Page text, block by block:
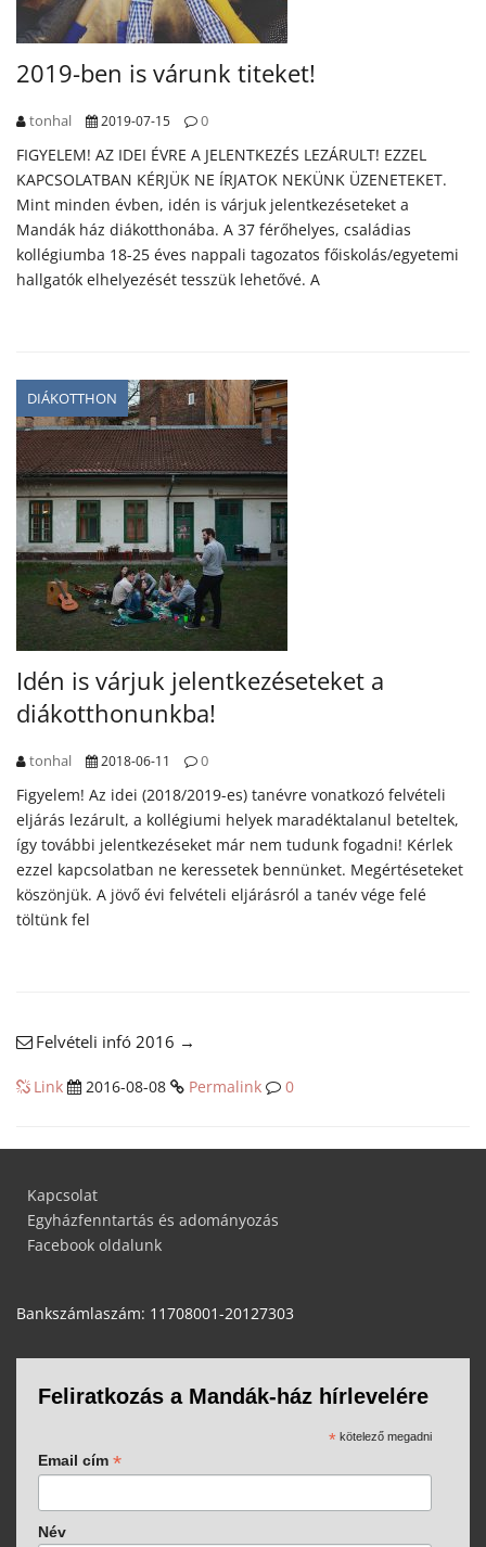
2019-ben is várunk titeket!
tonhal 2019-07-15 0
FIGYELEM! AZ IDEI ÉVRE A JELENTKEZÉS LEZÁRULT! EZZEL
KAPCSOLATBAN KÉRJÜK NE ÍRJATOK NEKÜNK ÜZENETEKET.
Mint minden évben, idén is várjuk jelentkezéseteket a
Mandák ház diákotthonába. A 37 férőhelyes, családias
kollégiumba 18-25 éves nappali tagozatos főiskolás/egyetemi
hallgatók elhelyezését tesszük lehetővé. A
DIÁKOTTHON
Idén is várjuk jelentkezéseteket a
diákotthonunkba!
tonhal 2018-06-11 0
Figyelem! Az idei (2018/2019-es) tanévre vonatkozó felvételi
eljárás lezárult, a kollégiumi helyek maradéktalanul beteltek,
így további jelentkezéseket már nem tudunk fogadni! Kérlek
ezzel kapcsolatban ne keressetek bennünket. Megértéseteket
köszönjük. A jövő évi felvételi eljárásról a tanév vége felé
töltünk fel
Felvételi infó 2016 →
Link 2016-08-08 Permalink 0
Kapcsolat
Egyházfenntartás és adományozás
Facebook oldalunk
Bankszámlaszám: 11708001-20127303
Feliratkozás a Mandák-ház hírlevelére
*kötelező megadni
Email cím *
Név